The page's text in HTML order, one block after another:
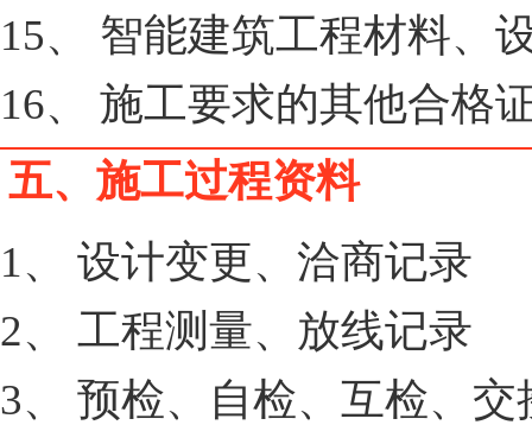
15、 智能建筑工程材料、
16、 施工要求的其他合格
五、施工过程资料
1、 设计变更、洽商记录
2、 工程测量、放线记录
3、 预检、自检、互检、交